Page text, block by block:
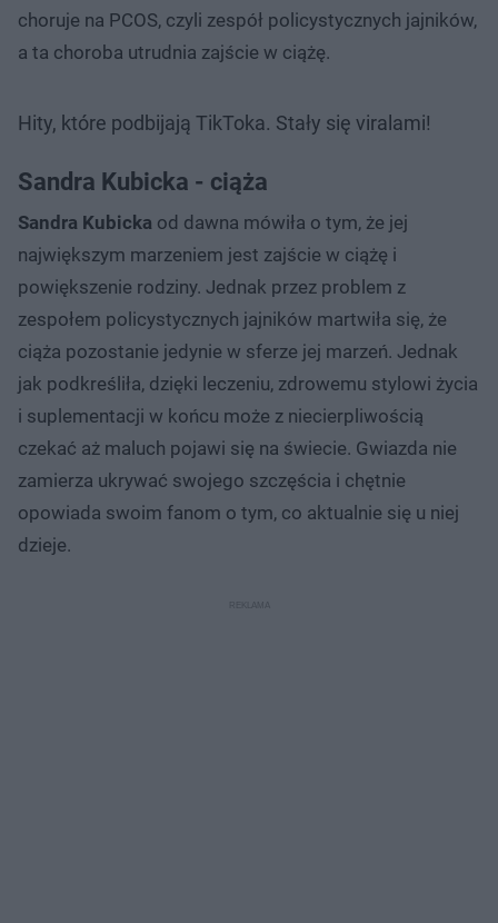
choruje na PCOS, czyli zespół policystycznych jajników,
a ta choroba utrudnia zajście w ciążę.
Hity, które podbijają TikToka. Stały się viralami!
Sandra Kubicka - ciąża
Sandra Kubicka od dawna mówiła o tym, że jej
największym marzeniem jest zajście w ciążę i
powiększenie rodziny. Jednak przez problem z
zespołem policystycznych jajników martwiła się, że
ciąża pozostanie jedynie w sferze jej marzeń. Jednak
jak podkreśliła, dzięki leczeniu, zdrowemu stylowi życia
i suplementacji w końcu może z niecierpliwością
czekać aż maluch pojawi się na świecie. Gwiazda nie
zamierza ukrywać swojego szczęścia i chętnie
opowiada swoim fanom o tym, co aktualnie się u niej
dzieje.